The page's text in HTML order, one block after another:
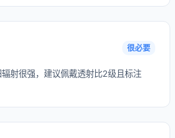
很必要
射很强，建议佩戴透射比2级且标注